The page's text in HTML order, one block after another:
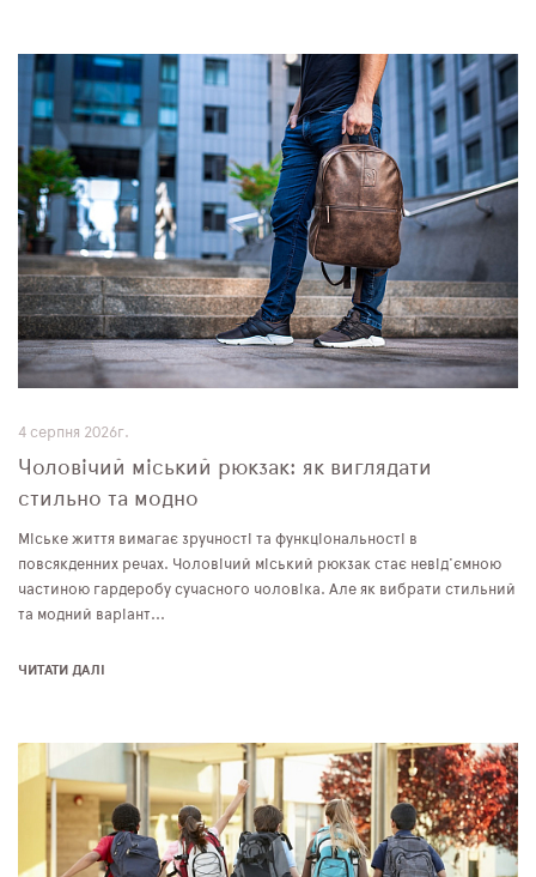
4 серпня 2026г.
Чоловічий міський рюкзак: як виглядати
стильно та модно
Міське життя вимагає зручності та функціональності в
повсякденних речах. Чоловічий міський рюкзак стає невід'ємною
частиною гардеробу сучасного чоловіка. Але як вибрати стильний
та модний варіант...
ЧИТАТИ ДАЛІ